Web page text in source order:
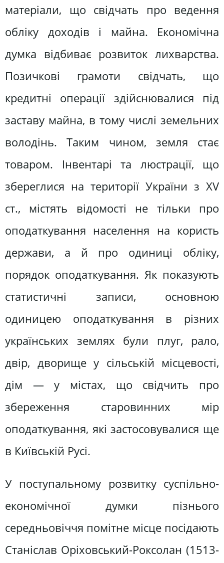
матеріали, що свідчать про ведення
обліку доходів і майна. Економічна
думка відбиває розвиток лихварства.
Позичкові грамоти свідчать, що
кредитні операції здійснювалися під
заставу майна, в тому числі земельних
володінь. Таким чином, земля стає
товаром. Інвентарі та люстрації, що
збереглися на території України з XV
ст., містять відомості не тільки про
оподаткування населення на користь
держави, а й про одиниці обліку,
порядок оподаткування. Як показують
статистичні записи, основною
одиницею оподаткування в різних
українських землях були плуг, рало,
двір, дворище у сільській місцевості,
дім — у містах, що свідчить про
збереження старовинних мір
оподаткування, які застосовувалися ще
в Київській Русі.
У поступальному розвитку суспільно-
економічної думки пізнього
середньовіччя помітне місце посідають
Станіслав Оріховський-Роксолан (1513-